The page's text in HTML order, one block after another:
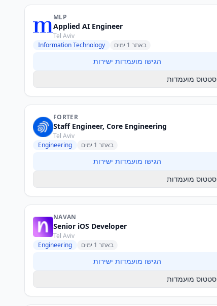
MLP
Applied AI Engineer
Tel Aviv
Information Technology
באתר 1 ימים
הגישו מועמדות ישירות
סטטוס מועמדות
FORTER
Staff Engineer, Core Engineering
Tel Aviv
Engineering
באתר 1 ימים
הגישו מועמדות ישירות
סטטוס מועמדות
NAVAN
Senior iOS Developer
Tel Aviv
Engineering
באתר 1 ימים
הגישו מועמדות ישירות
סטטוס מועמדות